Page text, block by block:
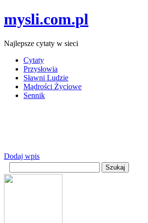
mysli.com.pl
Najlepsze cytaty w sieci
Cytaty
Przysłowia
Sławni Ludzie
Mądrości Życiowe
Sennik
Dodaj wpis